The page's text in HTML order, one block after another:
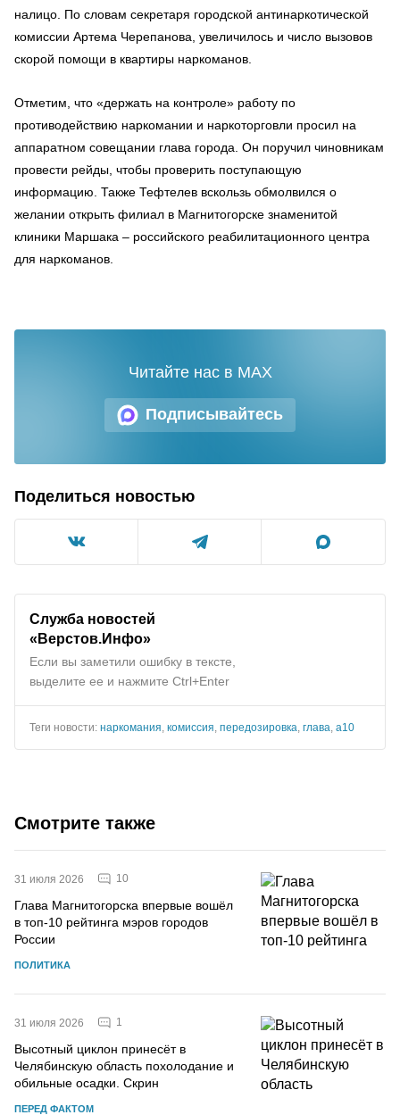
налицо. По словам секретаря городской антинаркотической
комиссии Артема Черепанова, увеличилось и число вызовов
скорой помощи в квартиры наркоманов.
Отметим, что «держать на контроле» работу по
противодействию наркомании и наркоторговли просил на
аппаратном совещании глава города. Он поручил чиновникам
провести рейды, чтобы проверить поступающую
информацию. Также Тефтелев вскользь обмолвился о
желании открыть филиал в Магнитогорске знаменитой
клиники Маршака – российского реабилитационного центра
для наркоманов.
Подписывайтесь
Читайте нас в MAX
Поделиться новостью
Служба новостей
«Верстов.Инфо»
Если вы заметили ошибку в тексте,
выделите ее и нажмите Ctrl+Enter
Теги новости: наркомания комиссия передозировка глава а10
Смотрите также
31 июля 2026 10
Глава Магнитогорска впервые вошёл
в топ-10 рейтинга мэров городов
России
ПОЛИТИКА
31 июля 2026 1
Высотный циклон принесёт в
Челябинскую область похолодание и
обильные осадки. Скрин
ПЕРЕД ФАКТОМ